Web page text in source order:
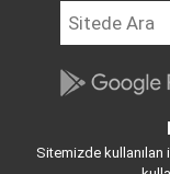
Sitemizde kullanılan